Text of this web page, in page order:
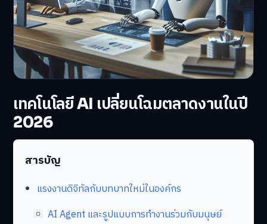
เทคโนโลยี AI เปลี่ยนโฉมตลาดงานในปี
2026
สารบัญ
แรงงานดิจิทัลกับบทบาทใหม่ในองค์กร
AI Agent และรูปแบบการทำงานร่วมกับมนุษย์